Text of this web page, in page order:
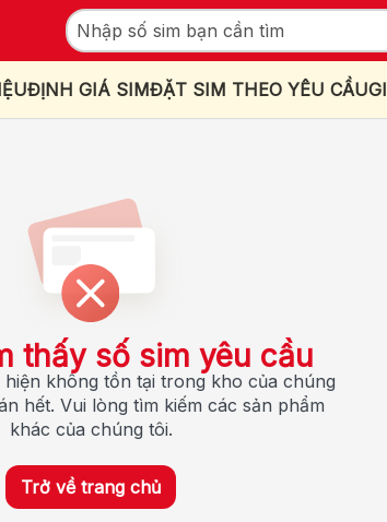
ĐỊNH GIÁ SIMĐẶT SIM THEO YÊU CẦU
thấy số sim yêu cầu
hiện không tồn tại trong kho của chúng
hết. Vui lòng tìm kiếm các sản phẩm
khác của chúng tôi.
Trở về trang chủ